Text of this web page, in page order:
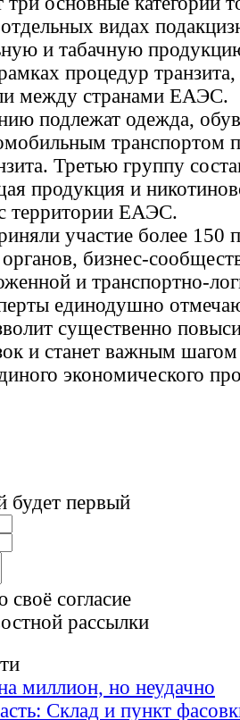
видах
и табачную
процедур транзита,
между странами ЕАЭС.
подлежат одежда,
транспортом
Третью группу
продукция и
территории ЕАЭС.
участие более 150
бизнес-
и транспортно-
единодушно
существенно
и станет важным
экономического
будет первый
согласие
рассылки
миллион, но неудачно
Склад и пункт